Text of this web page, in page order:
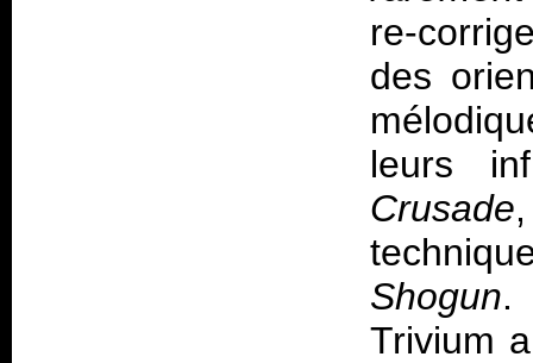
re-
des
leurs
Crusade
Shogun.
Trivium